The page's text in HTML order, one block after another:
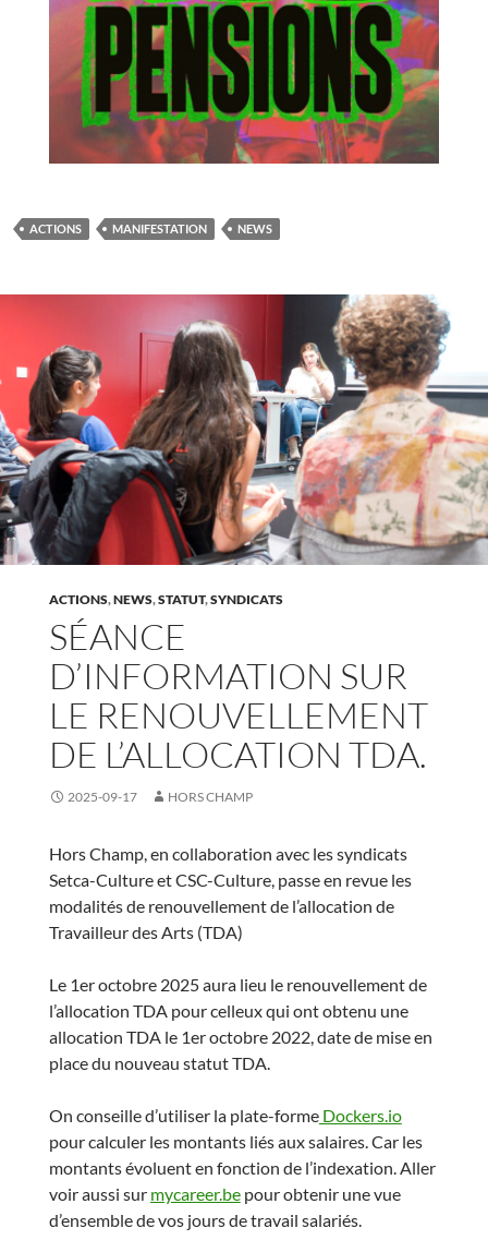
ACTIONS MANIFESTATION NEWS
ACTIONS,NEWS,STATUT,SYNDICATS
SÉANCE
D’INFORMATION SUR
LE RENOUVELLEMENT
DE L’ALLOCATION TDA.
2025-09-17 HORS CHAMP
Hors Champ, en collaboration avec les syndicats
Setca-Culture et CSC-Culture, passe en revue les
modalités de renouvellement de l’allocation de
Travailleur des Arts (TDA)
Le 1er octobre 2025 aura lieu le renouvellement de
l’allocation TDA pour celleux qui ont obtenu une
allocation TDA le 1er octobre 2022, date de mise en
place du nouveau statut TDA.
On conseille d’utiliser la plate-formeDockers.io
pour calculer les montants liés aux salaires. Car les
montants évoluent en fonction de l’indexation. Aller
voir aussi sur mycareer.bepour obtenir une vue
d’ensemble de vos jours de travail salariés.